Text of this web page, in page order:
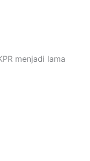
menjadi lama